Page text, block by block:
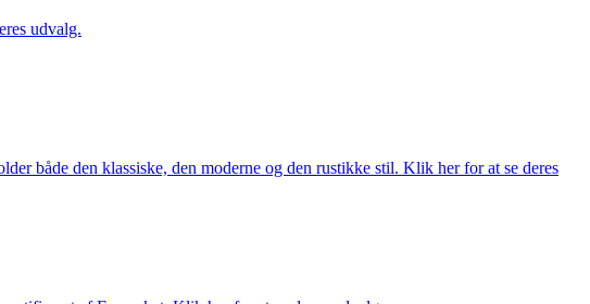
udvalg.
både den klassiske, den moderne og den rustikke stil. Klik her for at se deres